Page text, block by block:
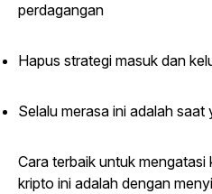
perdagangan
Hapus strategi masuk dan
Selalu merasa ini adalah
Cara terbaik untuk
kripto ini adalah dengan